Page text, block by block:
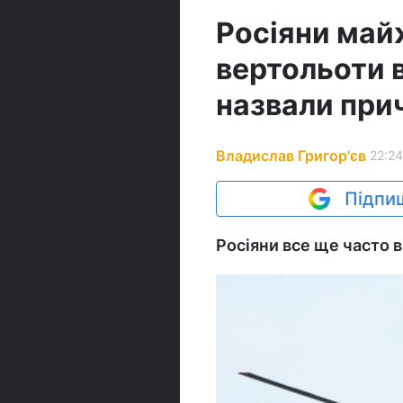
Росіяни
вертольоти
назвали
Владислав Григор'єв
Росіяни все ще часто